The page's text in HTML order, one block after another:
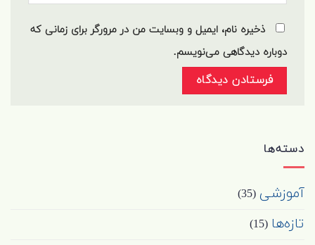
ذخیره نام، ایمیل و وبسایت من در مرورگر برای زمانی که
دوباره دیدگاهی می‌نویسم.
دسته‌ها
آموزشی (35)
تازه‌ها (15)